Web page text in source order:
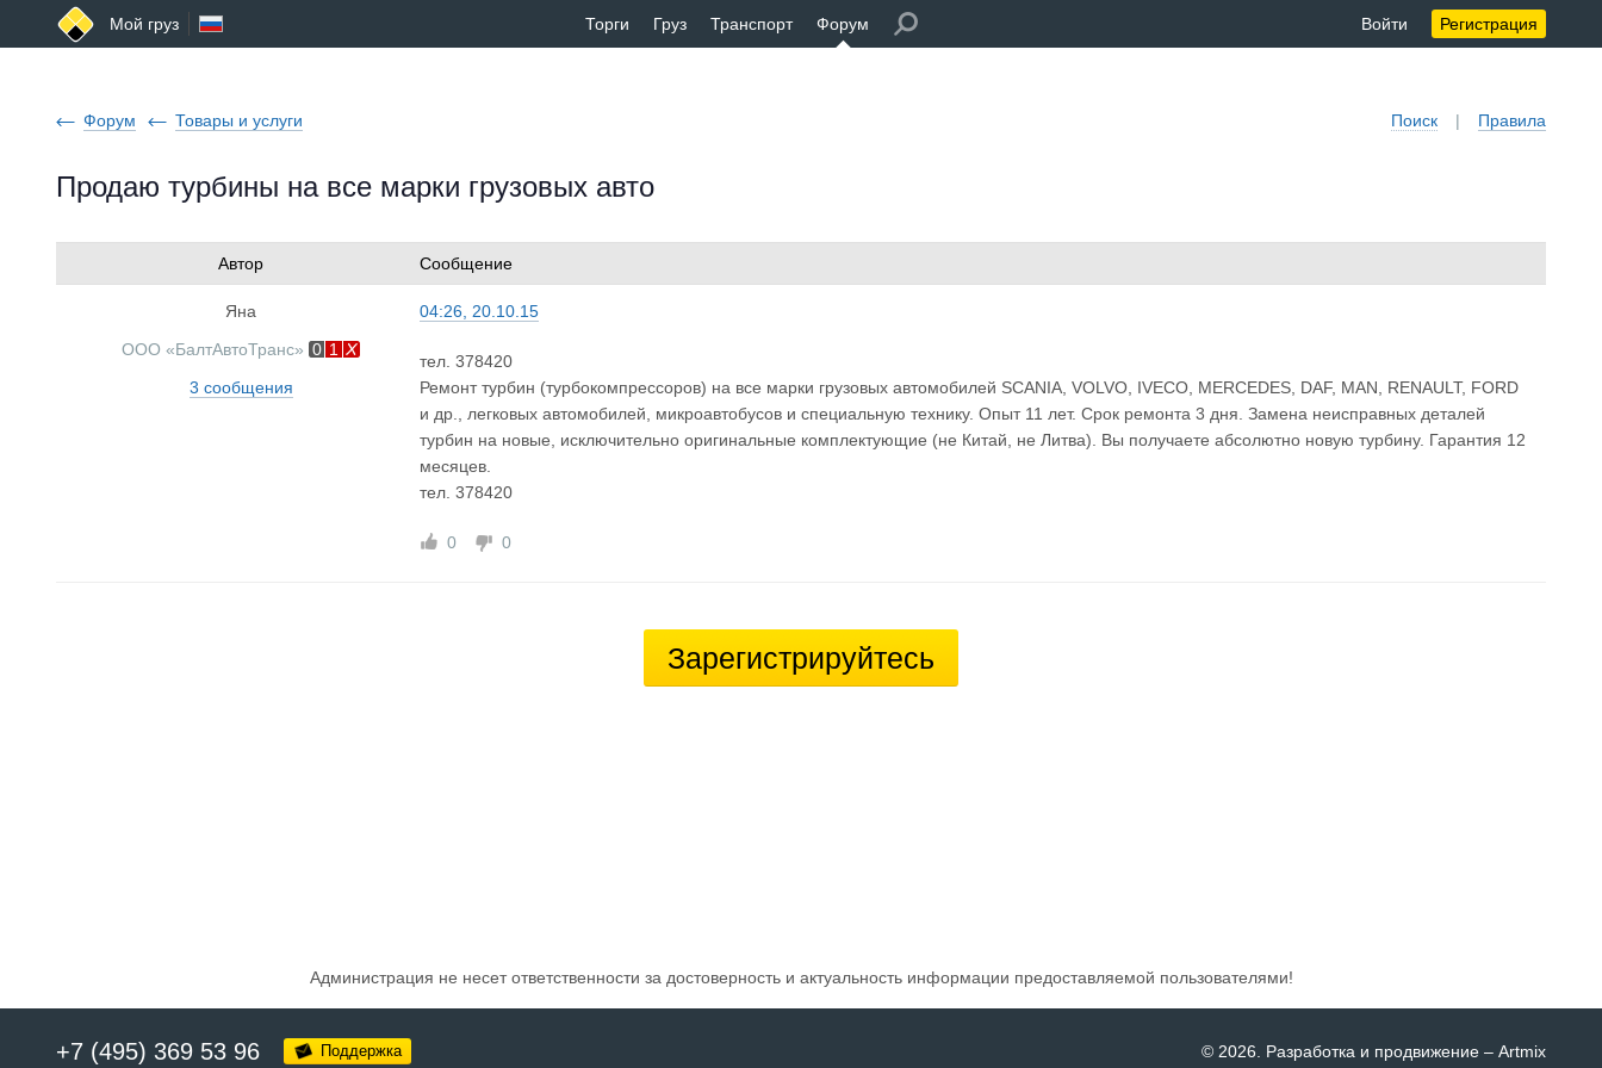
Мой груз Торги Груз Транспорт Форум Войти Регистрация
Поиск | Правила
Форум Товары и услуги
Продаю турбины на все марки грузовых авто
Автор Сообщение
Яна
ООО «БалтАвтоТранс» 0 1
3 сообщения
04:26, 20.10.15
тел. 378420
Ремонт турбин (турбокомпрессоров) на все марки грузовых автомобилей SCANIA, VOLVO, IVECO, MERCEDES, DAF, MAN, RENAULT, FORD
и др., легковых автомобилей, микроавтобусов и специальную технику. Опыт 11 лет. Срок ремонта 3 дня. Замена неисправных деталей
турбин на новые, исключительно оригинальные комплектующие (не Китай, не Литва). Вы получаете абсолютно новую турбину. Гарантия 12
месяцев.
тел. 378420
0 0
Зарегистрируйтесь
Администрация не несет ответственности за достоверность и актуальность информации предоставляемой пользователями!
+7 (495) 369 53 96 Поддержка © 2026 . Разработка и продвижение – Artmix